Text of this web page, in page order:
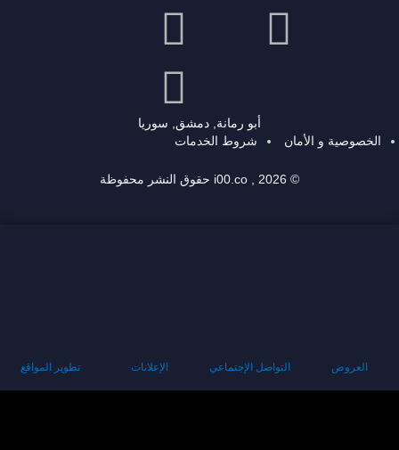
أبو رمانة, دمشق, سوريا
الخصوصية و الأمان
شروط الخدمات
© 2026 , i00.co حقوق النشر محفوظة
العروض التواصل الإجتماعي الإعلانات تطوير المواقع